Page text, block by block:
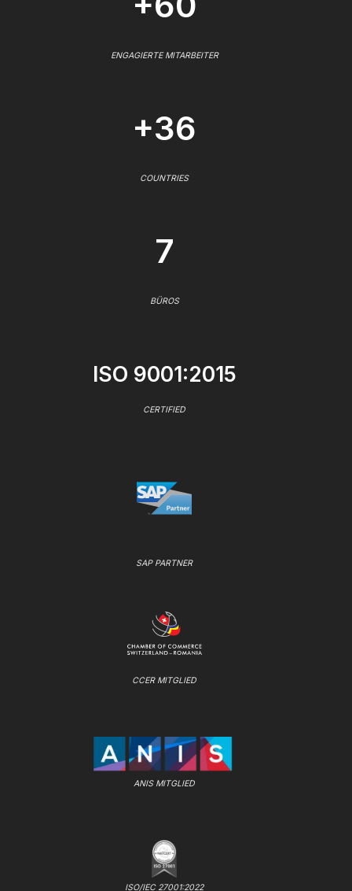
ENGAGIERTE MITARBEITER
+36
COUNTRIES
7
BÜROS
ISO 9001:2015
CERTIFIED
SAP PARTNER
CCER MITGLIED
ANIS MITGLIED
ISO/IEC 27001:2022